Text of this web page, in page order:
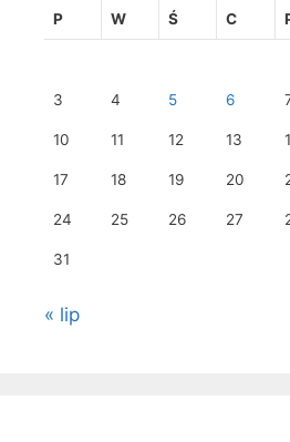
P W Ś C
3 4 5 6
10 11 12 13
17 18 19 20
24 25 26 27
31
« lip